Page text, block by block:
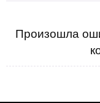
Произошла